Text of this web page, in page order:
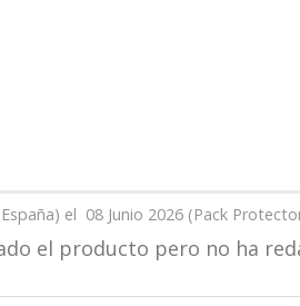
el 08 Junio 2026 (Pack
el producto pero no ha